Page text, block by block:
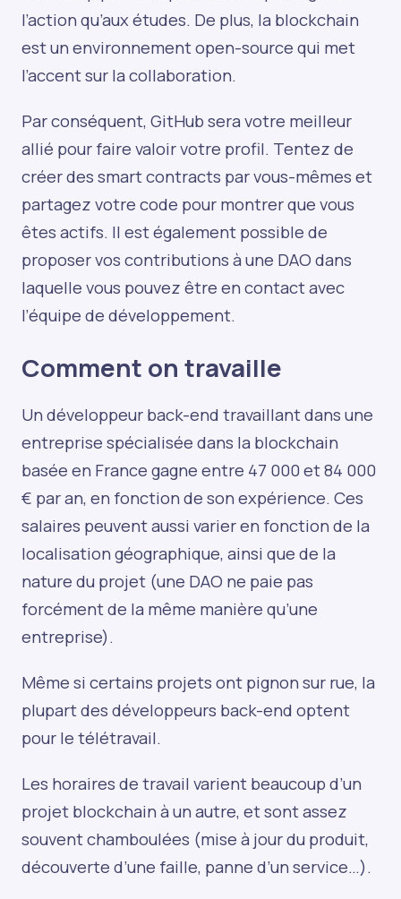
l’action qu’aux études. De plus, la blockchain
est un environnement open-source qui met
l’accent sur la collaboration.
Par conséquent, GitHub sera votre meilleur
allié pour faire valoir votre profil. Tentez de
créer des smart contracts par vous-mêmes et
partagez votre code pour montrer que vous
êtes actifs. Il est également possible de
proposer vos contributions à une DAO dans
laquelle vous pouvez être en contact avec
l’équipe de développement.
Comment on travaille
Un développeur back-end travaillant dans une
entreprise spécialisée dans la blockchain
basée en France gagne entre 47 000 et 84 000
€ par an, en fonction de son expérience. Ces
salaires peuvent aussi varier en fonction de la
localisation géographique, ainsi que de la
nature du projet (une DAO ne paie pas
forcément de la même manière qu’une
entreprise).
Même si certains projets ont pignon sur rue, la
plupart des développeurs back-end optent
pour le télétravail.
Les horaires de travail varient beaucoup d’un
projet blockchain à un autre, et sont assez
souvent chamboulées (mise à jour du produit,
découverte d’une faille, panne d’un service…).